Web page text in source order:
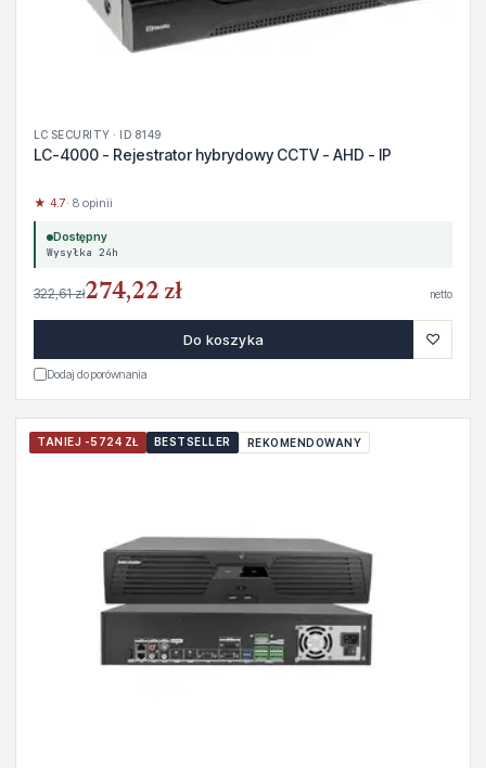
LC SECURITY · ID 8149
LC-4000 - Rejestrator hybrydowy CCTV - AHD - IP
★ 4.7· 8 opinii
Dostępny
Wysyłka 24h
322,61 zł274,22 zł netto
Do koszyka ♡
Dodaj do porównania
TANIEJ -5724 ZŁ BESTSELLER REKOMENDOWANY